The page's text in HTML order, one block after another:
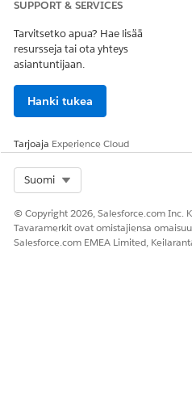
SUPPORT & SERVICES
Tarvitsetko apua? Hae lisää
resursseja tai ota yhteys
asiantuntijaan.
Hanki tukea
Tarjoaja Experience Cloud
Suomi
© Copyright 2026, Salesforce.com Inc.
Tavaramerkit ovat omistajiensa
Salesforce.com EMEA Limited,